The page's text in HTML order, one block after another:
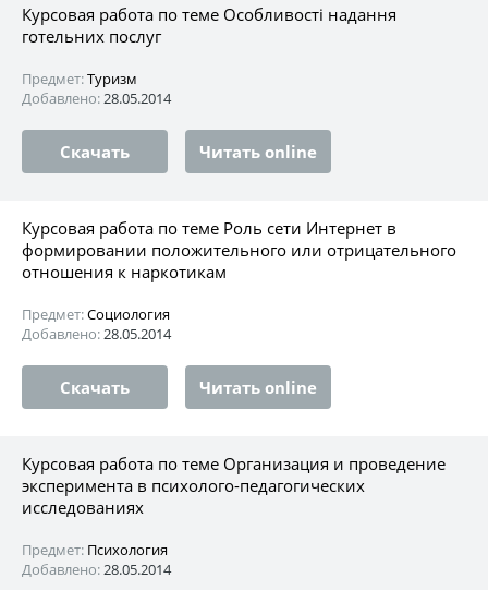
Курсовая работа по теме Особливості надання
готельних послуг
Предмет:Туризм
Добавлено:28.05.2014
Скачать Читать online
Курсовая работа по теме Роль сети Интернет в
формировании положительного или отрицательного
отношения к наркотикам
Предмет:Социология
Добавлено:28.05.2014
Скачать Читать online
Курсовая работа по теме Организация и проведение
эксперимента в психолого-педагогических
исследованиях
Предмет: Психология
Добавлено:28.05.2014